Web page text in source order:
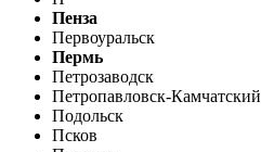
Пенза
Первоуральск
Пермь
Петрозаводск
Петропавловск-Камчатский
Подольск
Псков